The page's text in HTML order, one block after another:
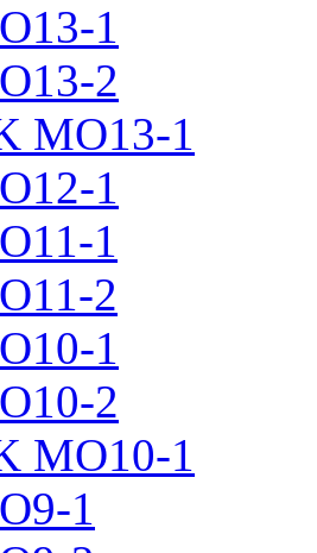
1
2
MO13-1
1
1
2
1
2
MO10-1
1